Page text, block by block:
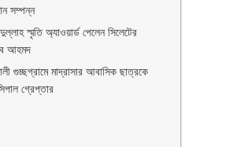
সম্পন্ন
স্মৃতি অ্যাওয়ার্ড পেলেন সিলেটের
আহমদ
গুচ্ছগ্রামে মাদ্রাসার আবাসিক ছাত্রকে
গ্রেপ্তার